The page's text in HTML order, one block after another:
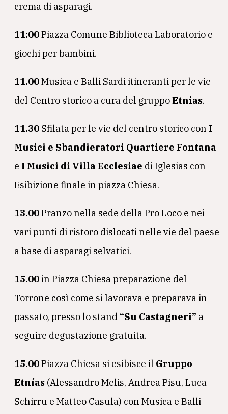
crema di asparagi.
11:00Piazza Comune Biblioteca Laboratorio e
giochi per bambini.
11.00Musica e Balli Sardi itineranti per le vie
del Centro storico a cura del gruppoEtnias.
11.30 Sfilata per le vie del centro storico con I
Musici e Sbandieratori Quartiere Fontana
e I Musici di Villa Ecclesiae di Iglesias con
Esibizione finale in piazza Chiesa.
13.00Pranzo nella sede della Pro Loco e nei
vari punti di ristoro dislocati nelle vie del paese
a base di asparagi selvatici.
15.00in Piazza Chiesa preparazione del
Torrone così come si lavorava e preparava in
passato, presso lo stand “Su Castagneri” a
seguire degustazione gratuita.
15.00Piazza Chiesa si esibisce il Gruppo
Etnías (Alessandro Melis, Andrea Pisu, Luca
Schirru e Matteo Casula) con Musica e Balli